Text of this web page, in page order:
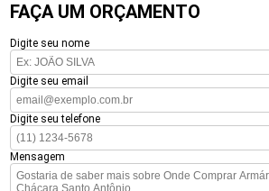
FAÇA UM ORÇAMENTO
Digite seu nome
Digite seu email
Digite seu telefone
Mensagem